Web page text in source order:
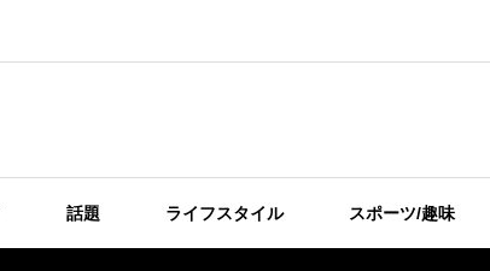
話題 ライフスタイル スポーツ/趣味